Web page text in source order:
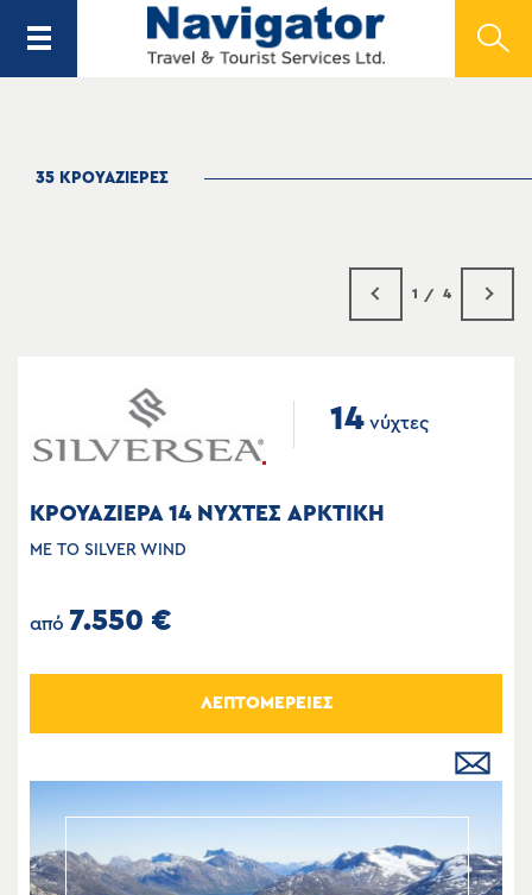
35 ΚΡΟΥΑΖΙΕΡΕΣ
1 4
14 νύχτες
ΚΡΟΥΑΖΙΕΡΑ 14 ΝΥΧΤΕΣ ΑΡΚΤΙΚΗ
ΜΕ ΤΟ SILVER WIND
από 7.550 €
ΛΕΠΤΟΜΕΡΕΙΕΣ